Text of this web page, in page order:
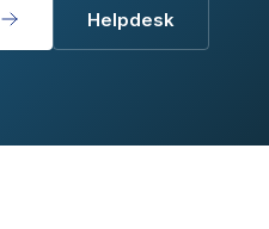
Helpdesk